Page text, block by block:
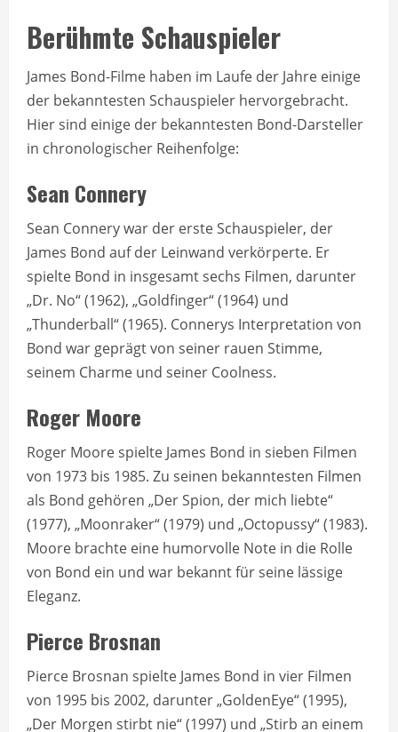
Berühmte Schauspieler
James Bond-Filme haben im Laufe der Jahre einige
der bekanntesten Schauspieler hervorgebracht.
Hier sind einige der bekanntesten Bond-Darsteller
in chronologischer Reihenfolge:
Sean Connery
Sean Connery war der erste Schauspieler, der
James Bond auf der Leinwand verkörperte. Er
spielte Bond in insgesamt sechs Filmen, darunter
„Dr. No“ (1962), „Goldfinger“ (1964) und
„Thunderball“ (1965). Connerys Interpretation von
Bond war geprägt von seiner rauen Stimme,
seinem Charme und seiner Coolness.
Roger Moore
Roger Moore spielte James Bond in sieben Filmen
von 1973 bis 1985. Zu seinen bekanntesten Filmen
als Bond gehören „Der Spion, der mich liebte“
(1977), „Moonraker“ (1979) und „Octopussy“ (1983).
Moore brachte eine humorvolle Note in die Rolle
von Bond ein und war bekannt für seine lässige
Eleganz.
Pierce Brosnan
Pierce Brosnan spielte James Bond in vier Filmen
von 1995 bis 2002, darunter „GoldenEye“ (1995),
„Der Morgen stirbt nie“ (1997) und „Stirb an einem